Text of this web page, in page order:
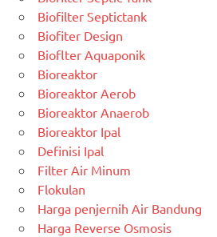
Biofilter Septictank
Biofiter Design
Bioflter Aquaponik
Bioreaktor
Bioreaktor Aerob
Bioreaktor Anaerob
Bioreaktor Ipal
Definisi Ipal
Filter Air Minum
Flokulan
Harga penjernih Air Bandung
Harga Reverse Osmosis